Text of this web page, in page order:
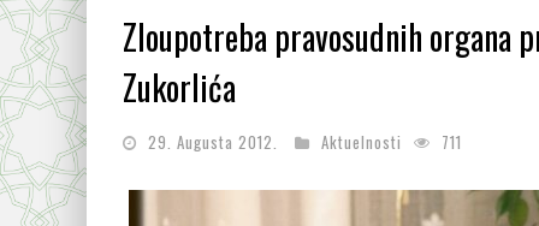
Zloupotreba pravosudnih organa
Zukorlića
29. Augusta 2012. Aktuelnosti 711